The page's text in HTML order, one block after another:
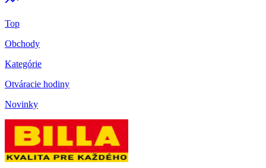
Top
Obchody
Kategórie
Otváracie hodiny
Novinky